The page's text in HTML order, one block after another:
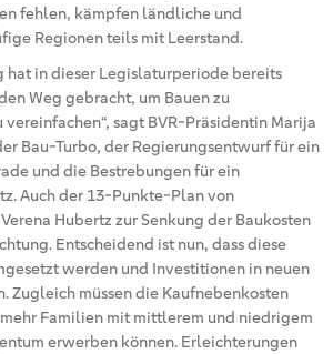
fehlen, kämpfen ländliche und
Regionen teils mit Leerstand.
hat in dieser Legislaturperiode bereits
Weg gebracht, um Bauen zu
sagt BVR-Präsidentin Marija
Bau-Turbo, der Regierungsentwurf für ein
und die Bestrebungen für ein
Auch der 13-Punkte-Plan von
Hubertz zur Senkung der Baukosten
Entscheidend ist nun, dass diese
werden und Investitionen in neuen
Zugleich müssen die Kaufnebenkosten
Familien mit mittlerem und niedrigem
erwerben können. Erleichterungen